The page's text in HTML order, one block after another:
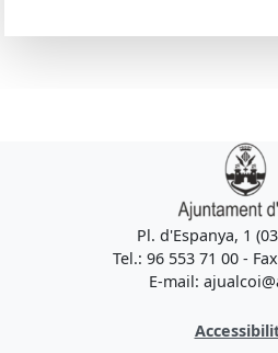
Pl. d'Espanya, 1
Tel.: 96 553 71 00 -
E-mail: